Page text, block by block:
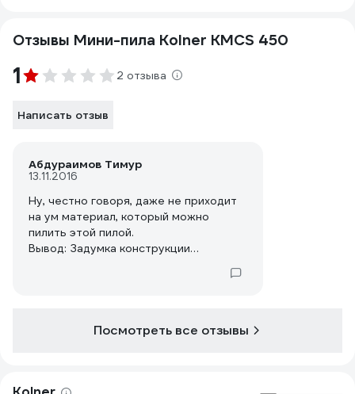
Отзывы Мини-пила Kolner КМСS 450
1 2 отзыва
Написать отзыв
Абдураимов Тимур
13.11.2016
Ну, честно говоря, даже не приходит
на ум материал, который можно
пилить этой пилой.
Вывод: Задумка конструкции
Посмотреть все отзывы